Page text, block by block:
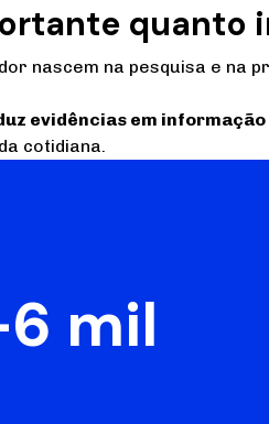
quanto
nascem na pesquisa e na
evidências em
cotidiana.
mil